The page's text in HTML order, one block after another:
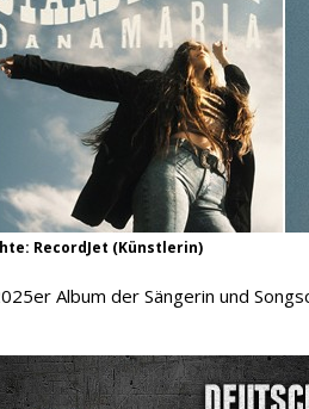
RecordJet (Künstlerin)
Album der Sängerin und